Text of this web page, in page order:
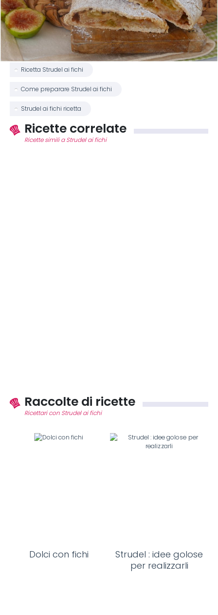
Ricetta Strudel ai fichi
Come preparare Strudel ai fichi
Strudel ai fichi ricetta
Ricette correlate
Ricette simili a Strudel ai fichi
Raccolte di ricette
Ricettari con Strudel ai fichi
Dolci con fichi
Strudel : idee golose
per realizzarli